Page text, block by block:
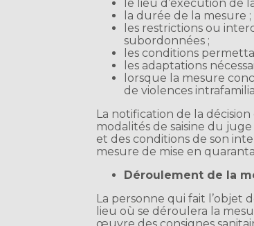
le lieu d’exécution de
la durée de la mesure ;
les restrictions ou
subordonnées ;
les conditions
les adaptations
lorsque la mesure
de violences
La notification de la
modalités de saisine du
et des conditions de son
mesure de mise en
Déroulement de la
La personne qui fait l’objet
lieu où se déroulera la